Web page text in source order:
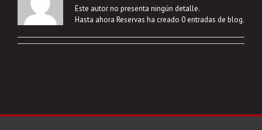
Este autor no presenta ningún detalle.
Hasta ahora Reservas ha creado 0 entradas de blog.